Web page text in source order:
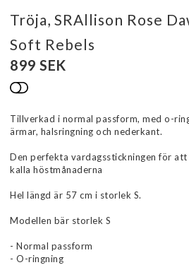
Tröja, SRAllison Rose
Soft Rebels
899 SEK
Lägg till i
Tillverkad i normal passform, med o-
ärmar, halsringning och nederkant.
Den perfekta vardagsstickningen för
kalla höstmånaderna
Hel längd är 57 cm i storlek S.
Modellen bär storlek S
- Normal passform
- O-ringning